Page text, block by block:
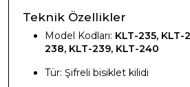
Teknik Özellikler
Model Kodları: KLT-235, KLT-
238, KLT-239, KLT-240
Tür: Şifreli bisiklet kilidi